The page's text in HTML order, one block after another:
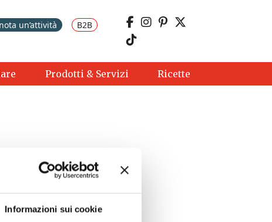
Informazioni sui cookie
un’attività B2B
Prodotti & Servizi Ricette
2026 - 20:00 - 23:00